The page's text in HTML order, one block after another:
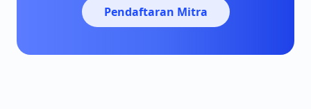
Pendaftaran Mitra